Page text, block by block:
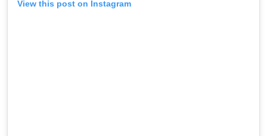
View this post on Instagram